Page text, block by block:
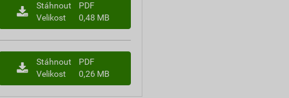
Stáhnout
PDF
Velikost
0,48 MB
Stáhnout
PDF
Velikost
0,26 MB